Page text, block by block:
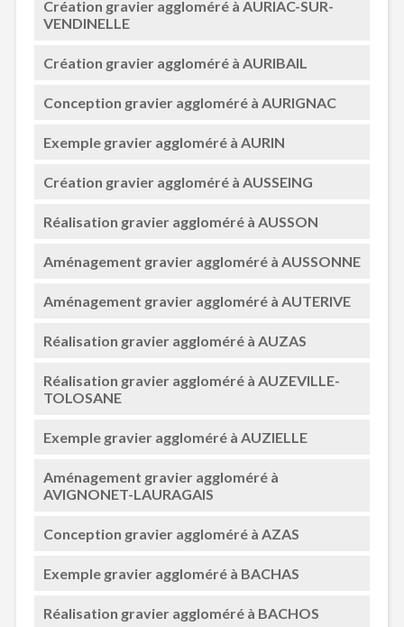
Création gravier aggloméré à AURIAC-SUR-
VENDINELLE
Création gravier aggloméré à AURIBAIL
Conception gravier aggloméré à AURIGNAC
Exemple gravier aggloméré à AURIN
Création gravier aggloméré à AUSSEING
Réalisation gravier aggloméré à AUSSON
Aménagement gravier aggloméré à AUSSONNE
Aménagement gravier aggloméré à AUTERIVE
Réalisation gravier aggloméré à AUZAS
Réalisation gravier aggloméré à AUZEVILLE-
TOLOSANE
Exemple gravier aggloméré à AUZIELLE
Aménagement gravier aggloméré à
AVIGNONET-LAURAGAIS
Conception gravier aggloméré à AZAS
Exemple gravier aggloméré à BACHAS
Réalisation gravier aggloméré à BACHOS